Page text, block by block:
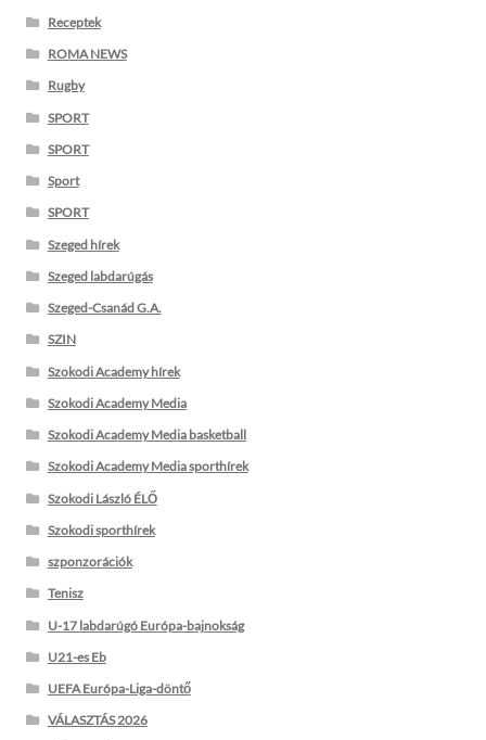
Receptek
ROMA NEWS
Rugby
SPORT
SPORT
Sport
SPORT
Szeged hírek
Szeged labdarúgás
Szeged-Csanád G.A.
SZIN
Szokodi Academy hírek
Szokodi Academy Media
Szokodi Academy Media basketball
Szokodi Academy Media sporthírek
Szokodi László ÉLŐ
Szokodi sporthírek
szponzorációk
Tenisz
U-17 labdarúgó Európa-bajnokság
U21-es Eb
UEFA Európa-Liga-döntő
VÁLASZTÁS 2026